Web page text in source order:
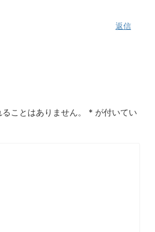
返信
ことはありません。 * が付いてい